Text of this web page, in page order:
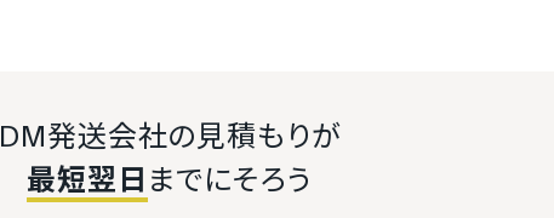
DM発送会社の見積もりが
最短翌日 までにそろう